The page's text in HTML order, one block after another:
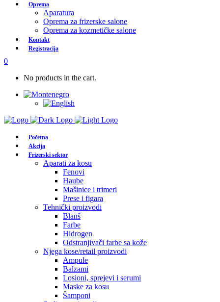
Oprema
Aparatura
Oprema za frizerske salone
Oprema za kozmetičke salone
Kontakt
Registracija
0
No products in the cart.
Početna
Akcija
Frizerski sektor
Aparati za kosu
Fenovi
Haube
Mašinice i trimeri
Prese i figara
Tehnički proizvodi
Blanš
Farbe
Hidrogen
Odstranjivači farbe sa kože
Njega kose/retail proizvodi
Ampule
Balzami
Losioni, sprejevi i serumi
Maske za kosu
Šamponi